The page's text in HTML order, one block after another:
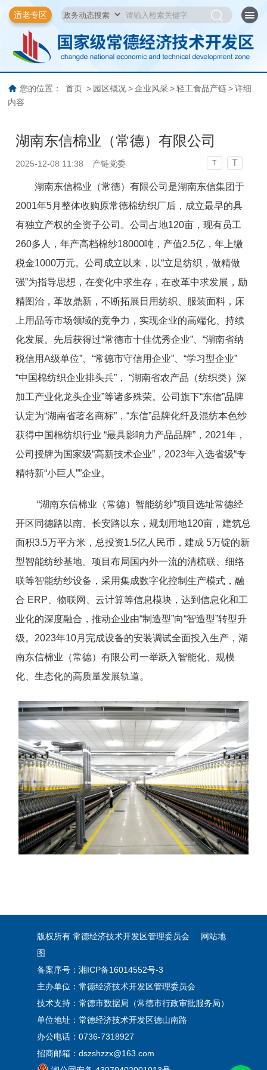
适老专区
您的位置： 首页 > 园区概况 > 企业风采 > 轻工食品产链 > 详细
内容
湖南东信棉业（常德）有限公司
2025-12-08 11:38 产链党委 T T
湖南东信棉业（常德）有限公司是湖南东信集团于
2001年5月整体收购原常德棉纺织厂后，成立最早的具
有独立产权的全资子公司。公司占地120亩，现有员工
260多人，年产高档棉纱18000吨，产值2.5亿，年上缴
税金1000万元。公司成立以来，以“立足纺织，做精做
强”为指导思想，在变化中求生存，在改革中求发展，励
精图治，革故鼎新，不断拓展日用纺织、服装面料，床
上用品等市场领域的竞争力，实现企业的高端化、持续
化发展。先后获得过“常德市十佳优秀企业”、“湖南省纳
税信用A级单位”、“常德市守信用企业”、“学习型企业”
“中国棉纺织企业排头兵”， “湖南省农产品（纺织类）深
加工产业化龙头企业”等诸多殊荣。公司旗下“东信”品牌
认定为“湖南省著名商标”，“东信”品牌化纤及混纺本色纱
获得中国棉纺织行业 “最具影响力产品品牌”，2021年，
公司授牌为国家级“高新技术企业”，2023年入选省级“专
精特新“小巨人””企业。
“湖南东信棉业（常德）智能纺纱”项目选址常德经
开区同德路以南、长安路以东，规划用地120亩，建筑总
面积3.5万平方米，总投资1.5亿人民币，建成 5万锭的新
型智能纺纱基地。项目布局国内外一流的清梳联、细络
联等智能纺纱设备，采用集成数字化控制生产模式，融
合 ERP、物联网、云计算等信息模块，达到信息化和工
业化的深度融合，推动企业由“制造型”向“智造型”转型升
级。2023年10月完成设备的安装调试全面投入生产，湖
南东信棉业（常德）有限公司一举跃入智能化、规模
化、生态化的高质量发展轨道。
版权所有 常德经济技术开发区管理委员会
网站地
图
备案序号： 湘ICP备16014552号-3
主办单位：常德经济技术开发区管理委员会
技术支持：常德市数据局（常德市行政审批服务局）
单位地址：常德经济技术开发区德山南路
办公电话：0736-7318927
招商邮箱：dszshzzx@163.com